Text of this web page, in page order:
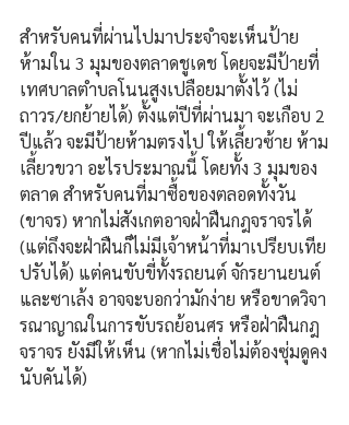
สำหรับคนที่ผ่านไปมาประจำจะเห็นป้าย
ห้ามใน 3 มุมของตลาดชูเดช โดยจะมีป้ายที่
เทศบาลตำบลโนนสูงเปลือยมาตั้งไว้ (ไม่
ถาวร/ยกย้ายได้) ตั้งแต่ปีที่ผ่านมา จะเกือบ 2
ปีแล้ว จะมีป้ายห้ามตรงไป ให้เลี้ยวซ้าย ห้าม
เลี้ยวขวา อะไรประมาณนี้ โดยทั้ง 3 มุมของ
ตลาด สำหรับคนที่มาซื้อของตลอดทั้งวัน
(ขาจร) หากไม่สังเกตอาจฝ่าฝืนกฎจราจรได้
(แต่ถึงจะฝ่าฝืนก็ไม่มีเจ้าหน้าที่มาเปรียบเทีย
ปรับได้) แต่คนขับขี่ทั้งรถยนต์ จักรยานยนต์
และซาเล้ง อาจจะบอกว่ามักง่าย หรือขาดวิจา
รณาญาณในการขับรถย้อนศร หรือฝ่าฝืนกฎ
จราจร ยังมีให้เห็น (หากไม่เชื่อไม่ต้องซุ่มดูคง
นับคันได้)